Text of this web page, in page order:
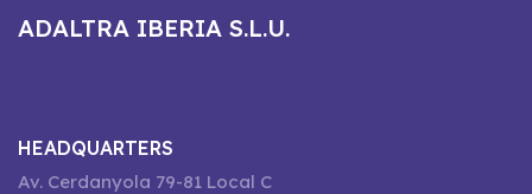
ADALTRA IBERIA S.L.U.
HEADQUARTERS
Av. Cerdanyola 79-81 Local C